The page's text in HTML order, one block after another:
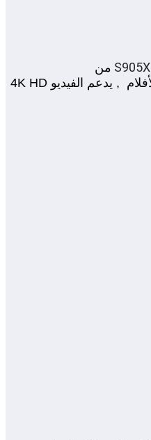
S905X من
, يدعم الفيديو 4K HD